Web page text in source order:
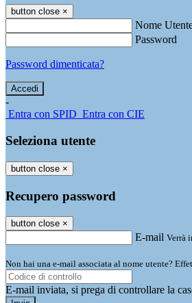
button close ×
Nome
Password
Password dimenticata?
-
Entra con SPID Entra con CIE
Seleziona utente
button close ×
Recupero password
button close ×
E-mail Verrà
Non hai una e-mail associata al nome utente?
E-mail inviata, si prega di controllare la